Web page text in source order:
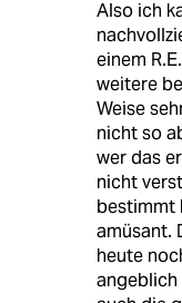
Also ich
einem
weitere
Weise
nicht so
wer das
nicht
bestimmt
amüsant.
heute
angeblich